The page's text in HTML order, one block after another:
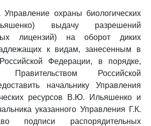
охраны биологических
выдачу разрешений
лицензий) на оборот диких
к видам, занесенным в
Федерации, в порядке,
Правительством Российской
начальнику Управления
ресурсов В.Ю. Ильяшенко и
указанного Управления Г.К.
подписи распорядительных